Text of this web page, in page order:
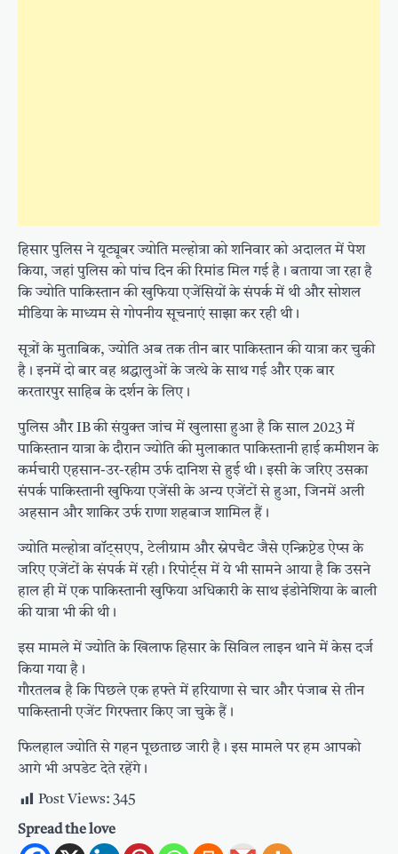
हिसार पुलिस ने यूट्यूबर ज्योति मल्होत्रा को शनिवार को अदालत में पेश
किया, जहां पुलिस को पांच दिन की रिमांड मिल गई है। बताया जा रहा है
कि ज्योति पाकिस्तान की खुफिया एजेंसियों के संपर्क में थी और सोशल
मीडिया के माध्यम से गोपनीय सूचनाएं साझा कर रही थी।
सूत्रों के मुताबिक, ज्योति अब तक तीन बार पाकिस्तान की यात्रा कर चुकी
है। इनमें दो बार वह श्रद्धालुओं के जत्थे के साथ गई और एक बार
करतारपुर साहिब के दर्शन के लिए।
पुलिस और IB की संयुक्त जांच में खुलासा हुआ है कि साल 2023 में
पाकिस्तान यात्रा के दौरान ज्योति की मुलाकात पाकिस्तानी हाई कमीशन के
कर्मचारी एहसान-उर-रहीम उर्फ दानिश से हुई थी। इसी के जरिए उसका
संपर्क पाकिस्तानी खुफिया एजेंसी के अन्य एजेंटों से हुआ, जिनमें अली
अहसान और शाकिर उर्फ राणा शहबाज शामिल हैं।
ज्योति मल्होत्रा वॉट्सएप, टेलीग्राम और स्नेपचैट जैसे एन्क्रिप्टेड ऐप्स के
जरिए एजेंटों के संपर्क में रही। रिपोर्ट्स में ये भी सामने आया है कि उसने
हाल ही में एक पाकिस्तानी खुफिया अधिकारी के साथ इंडोनेशिया के बाली
की यात्रा भी की थी।
इस मामले में ज्योति के खिलाफ हिसार के सिविल लाइन थाने में केस दर्ज
किया गया है।
गौरतलब है कि पिछले एक हफ्ते में हरियाणा से चार और पंजाब से तीन
पाकिस्तानी एजेंट गिरफ्तार किए जा चुके हैं।
फिलहाल ज्योति से गहन पूछताछ जारी है। इस मामले पर हम आपको
आगे भी अपडेट देते रहेंगे।
Post Views: 345
Spread the love